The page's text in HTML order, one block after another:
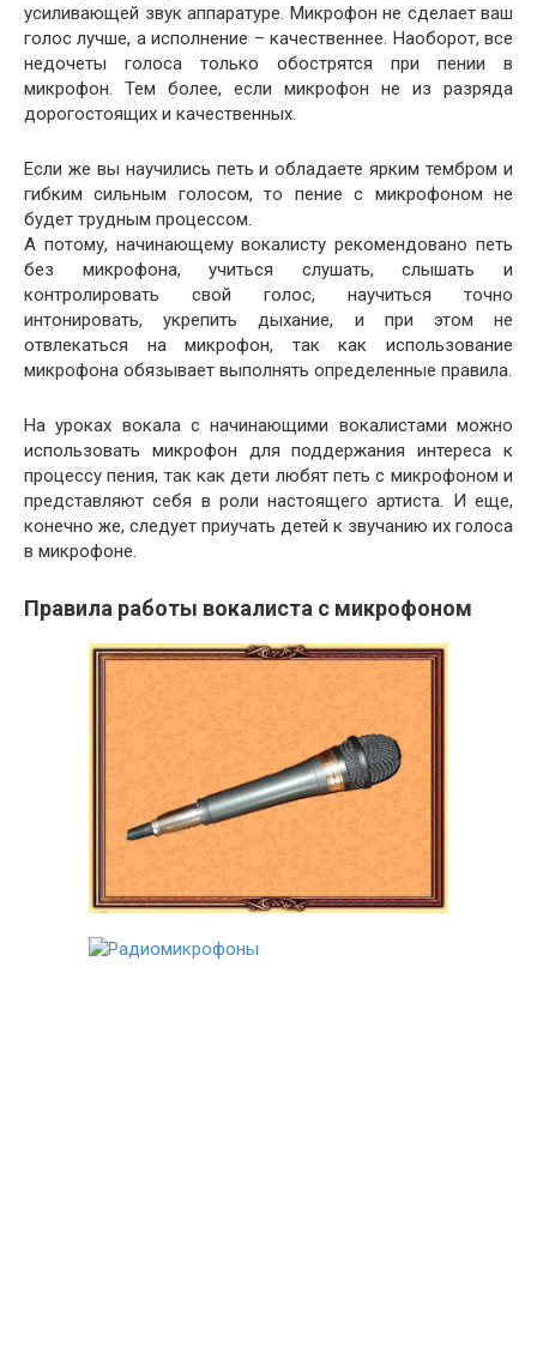
усиливающей звук аппаратуре. Микрофон не сделает ваш
голос лучше, а исполнение – качественнее. Наоборот, все
недочеты голоса только обострятся при пении в
микрофон. Тем более, если микрофон не из разряда
дорогостоящих и качественных.
Если же вы научились петь и обладаете ярким тембром и
гибким сильным голосом, то пение с микрофоном не
будет трудным процессом.
А потому, начинающему вокалисту рекомендовано петь
без микрофона, учиться слушать, слышать и
контролировать свой голос, научиться точно
интонировать, укрепить дыхание, и при этом не
отвлекаться на микрофон, так как использование
микрофона обязывает выполнять определенные правила.
На уроках вокала с начинающими вокалистами можно
использовать микрофон для поддержания интереса к
процессу пения, так как дети любят петь с микрофоном и
представляют себя в роли настоящего артиста. И еще,
конечно же, следует приучать детей к звучанию их голоса
в микрофоне.
Правила работы вокалиста с микрофоном